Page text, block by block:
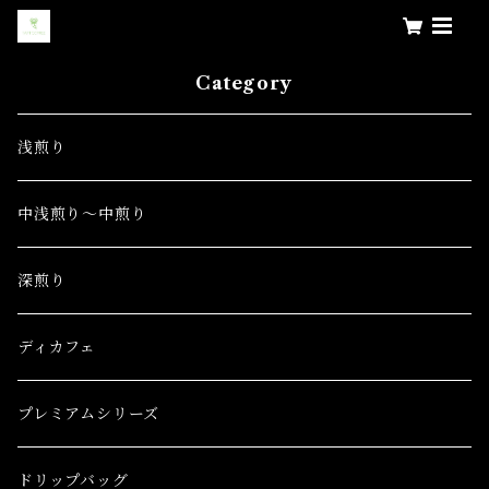
Category
浅煎り
中浅煎り～中煎り
深煎り
ディカフェ
プレミアムシリーズ
ドリップバッグ